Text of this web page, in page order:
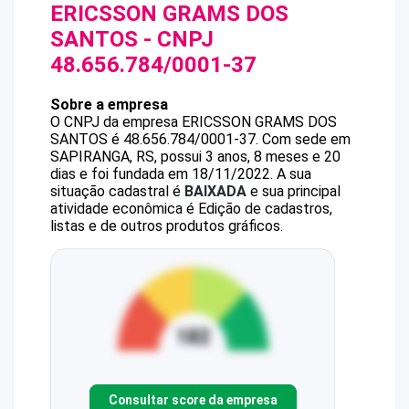
ERICSSON GRAMS DOS
SANTOS - CNPJ
48.656.784/0001-37
Sobre a empresa
O CNPJ da empresa ERICSSON GRAMS DOS
SANTOS é 48.656.784/0001-37. Com sede em
SAPIRANGA, RS, possui 3 anos, 8 meses e 20
dias e foi fundada em 18/11/2022. A sua
situação cadastral é BAIXADA e sua principal
atividade econômica é Edição de cadastros,
listas e de outros produtos gráficos.
Consultar score da empresa